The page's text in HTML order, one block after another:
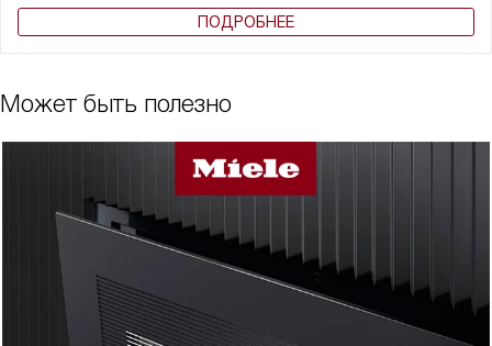
ПОДРОБНЕЕ
Может быть полезно